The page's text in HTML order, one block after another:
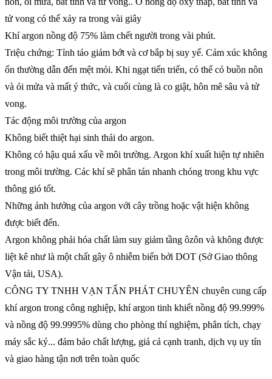
tử vong có thể xảy ra trong vài giây
Khí argon nồng độ 75% làm chết người trong vài phút.
Triệu chứng: Tỉnh táo giảm bớt và cơ bắp bị suy yế. Cảm xúc không
ổn thường dẫn đến mệt mỏi. Khi ngạt tiến triển, có thể có buồn nôn
và ói mửa và mất ý thức, và cuối cùng là co giật, hôn mê sâu và tử
vong.
Tác động môi trường của argon
Không biết thiệt hại sinh thái do argon.
Không có hậu quả xấu về môi trường. Argon khí xuất hiện tự nhiên
trong môi trường. Các khí sẽ phân tán nhanh chóng trong khu vực
thông gió tốt.
Những ảnh hưởng của argon với cây trồng hoặc vật hiện không
được biết đến.
Argon không phải hóa chất làm suy giảm tầng ôzôn và không được
liệt kê như là một chất gây ô nhiễm biển bởi DOT (Sở Giao thông
Vận tải, USA).
CÔNG TY TNHH VẠN TẤN PHÁT CHUYÊN chuyên cung cấp
khí argon trong công nghiệp, khí argon tinh khiết nồng độ 99.999%
và nồng độ 99.9995% dùng cho phòng thí nghiệm, phân tích, chạy
máy sắc ký... đảm bảo chất lượng, giá cả cạnh tranh, dịch vụ uy tín
và giao hàng tận nơi trên toàn quốc